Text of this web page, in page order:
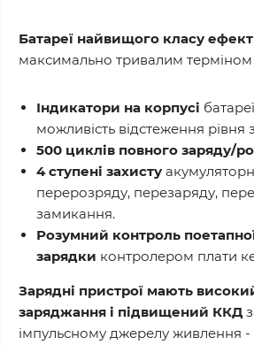
Батареї найвищого класу
максимально тривалим терміном
Індикатори на корпусі
можливість відстеження рівня
500 циклів повного заряду/
4 ступені захисту
перерозряду, перезаряду,
замикання.
Розумний контроль
зарядки контролером плати
Зарядні пристрої мають
заряджання і підвищений ККД
імпульсному джерелу живлення -